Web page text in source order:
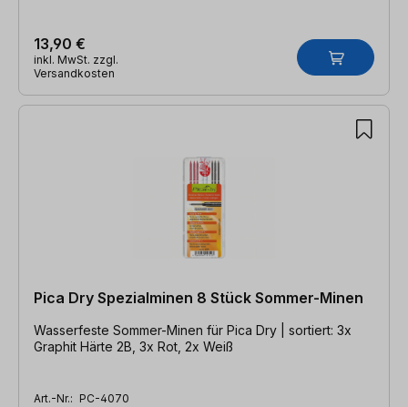
13,90 €
inkl. MwSt. zzgl.
Versandkosten
Pica Dry Spezialminen 8 Stück Sommer-Minen
Wasserfeste Sommer-Minen für Pica Dry | sortiert: 3x
Graphit Härte 2B, 3x Rot, 2x Weiß
Art.-Nr.: PC-4070